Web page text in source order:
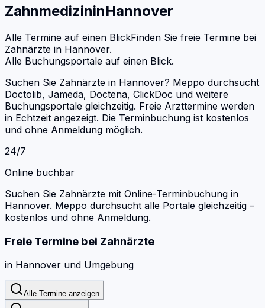
ZahnmedizininHannover
Alle Termine auf einen BlickFinden Sie freie Termine bei
Zahnärzte in Hannover.
Alle Buchungsportale auf einen Blick.
Suchen Sie Zahnärzte in Hannover? Meppo durchsucht
Doctolib, Jameda, Doctena, ClickDoc und weitere
Buchungsportale gleichzeitig. Freie Arzttermine werden
in Echtzeit angezeigt. Die Terminbuchung ist kostenlos
und ohne Anmeldung möglich.
24/7
Online buchbar
Suchen Sie Zahnärzte mit Online-Terminbuchung in
Hannover. Meppo durchsucht alle Portale gleichzeitig –
kostenlos und ohne Anmeldung.
Freie Termine bei Zahnärzte
in Hannover und Umgebung
Alle Termine anzeigen